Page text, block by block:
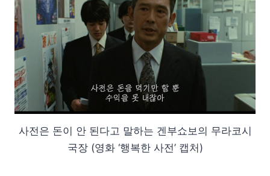
사전은 돈이 안 된다고 말하는 겐부쇼보의 무라코시
국장 (영화 ‘행복한 사전’ 캡처)